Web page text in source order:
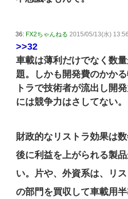
36: FX2ちゃんねる 2015/05/13(水)
>>32
車載は薄利だけでなく数
題。しかも開発費のかか
トラで技術者が流出し開
には競争力はさしてない。
財政的なリストラ効果は
後に利益を上がられる製
い。片や、外資系は、リ
の部門を買収して車載用